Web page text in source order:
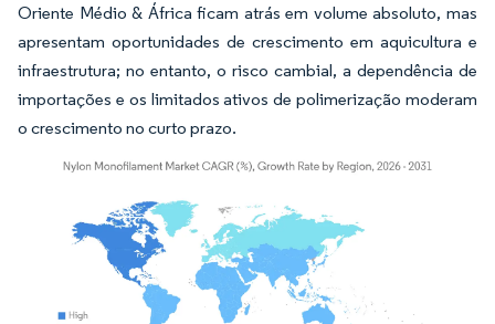
Oriente Médio & África ficam atrás em volume absoluto, mas
apresentam oportunidades de crescimento em aquicultura e
infraestrutura; no entanto, o risco cambial, a dependência de
importações e os limitados ativos de polimerização moderam
o crescimento no curto prazo.